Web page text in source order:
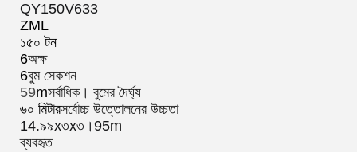
QY150V633
ZML
১৫০ টন
6অক্ষ
6বুম সেকশন
59mসর্বাধিক। বুমের দৈর্ঘ্য
৬০ মিটারসর্বোচ্চ উত্তোলনের উচ্চতা
14.৯৯x৩x৩।95m
ব্যবহৃত